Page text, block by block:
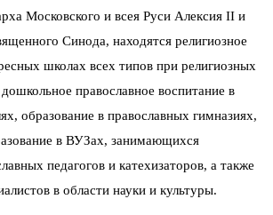
Московского и всея Руси Алексия II и
Синода, находятся религиозное
школах всех типов при религиозных
православное воспитание в
образование в православных гимназиях,
в ВУЗах, занимающихся
педагогов и катехизаторов, а также
в области науки и культуры.